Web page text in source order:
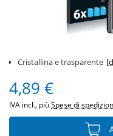
Cristallina e trasparente
4,89 €
IVA incl., piùSpese di